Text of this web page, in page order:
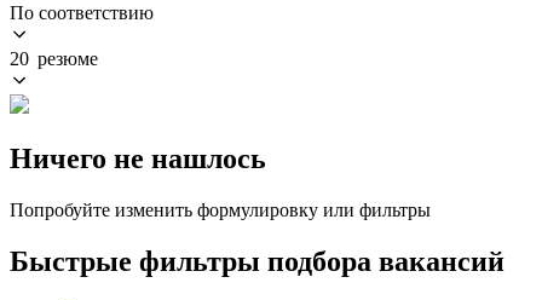
По соответствию
20 резюме
Ничего не нашлось
Попробуйте изменить формулировку или фильтры
Быстрые фильтры подбора вакансий